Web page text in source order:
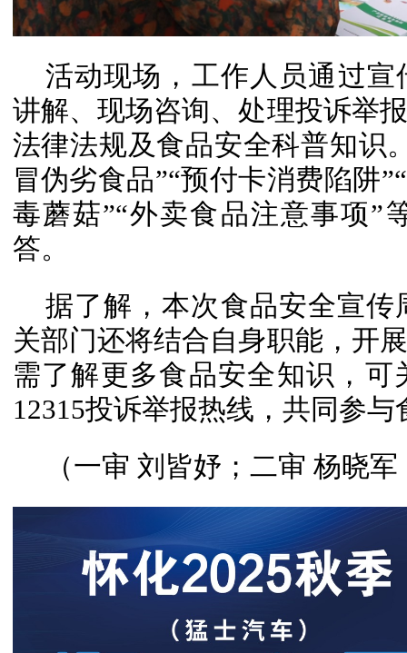
活动现场，工作人员通过
讲解、现场咨询、处理投诉举
法律法规及食品安全科普知识
冒伪劣食品”“预付卡消费陷阱
毒蘑菇”“外卖食品注意事项”
答。
据了解，本次食品安全宣
关部门还将结合自身职能，开
需了解更多食品安全知识，
12315投诉举报热线，共同参
（一审 刘皆妤；二审 杨晓